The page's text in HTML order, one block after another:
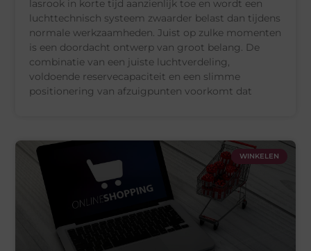
lasrook in korte tijd aanzienlijk toe en wordt een
luchttechnisch systeem zwaarder belast dan tijdens
normale werkzaamheden. Juist op zulke momenten
is een doordacht ontwerp van groot belang. De
combinatie van een juiste luchtverdeling,
voldoende reservecapaciteit en een slimme
positionering van afzuigpunten voorkomt dat
WINKELEN